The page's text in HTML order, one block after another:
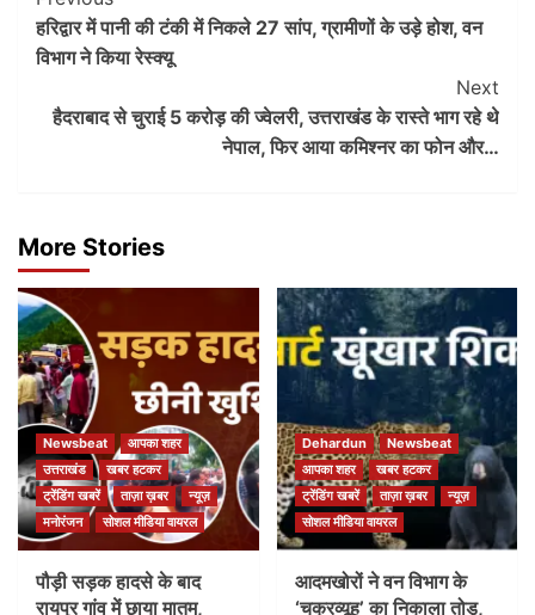
Navigation
हरिद्वार में पानी की टंकी में निकले 27 सांप, ग्रामीणों के उड़े होश, वन
विभाग ने किया रेस्क्यू
Next
हैदराबाद से चुराई 5 करोड़ की ज्वेलरी, उत्तराखंड के रास्ते भाग रहे थे
नेपाल, फिर आया कमिश्नर का फोन और…
More Stories
Newsbeat
आपका शहर
उत्तराखंड
खबर हटकर
ट्रेंडिंग खबरें
ताज़ा ख़बर
न्यूज़
मनोरंजन
सोशल मीडिया वायरल
पौड़ी सड़क हादसे के बाद
रायपुर गांव में छाया मातम,
Dehardun
Newsbeat
आपका शहर
खबर हटकर
ट्रेंडिंग खबरें
ताज़ा ख़बर
न्यूज़
सोशल मीडिया वायरल
आदमखोरों ने वन विभाग के
‘चक्रव्यूह’ का निकाला तोड़,